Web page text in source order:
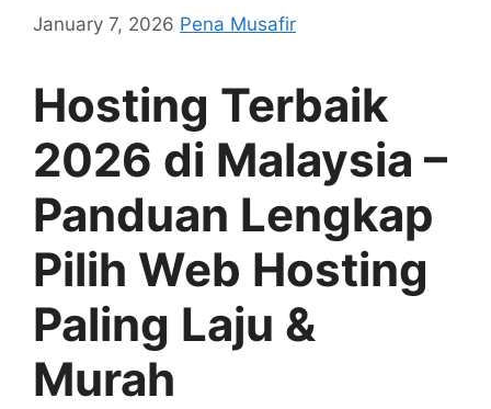
January 7, 2026 Pena Musafir
Hosting Terbaik
2026 di Malaysia –
Panduan Lengkap
Pilih Web Hosting
Paling Laju &
Murah